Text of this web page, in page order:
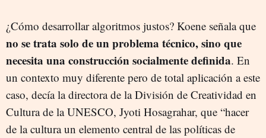
¿Cómo desarrollar algoritmos justos? Koene señala que
no se trata solo de un problema técnico, sino que
necesita una construcción socialmente definida. En
un contexto muy diferente pero de total aplicación a este
caso, decía la directora de la División de Creatividad en
Cultura de la UNESCO, Jyoti Hosagrahar, que “hacer
de la cultura un elemento central de las políticas de